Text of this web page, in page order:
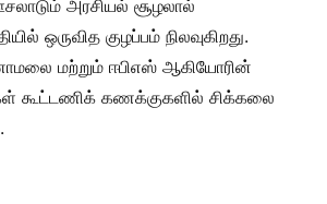
அரசியல் சூழலால்
ஒருவித குழப்பம் நிலவுகிறது.
மற்றும் ஈபிஎஸ் ஆகியோரின்
கூட்டணிக் கணக்குகளில் சிக்கலை